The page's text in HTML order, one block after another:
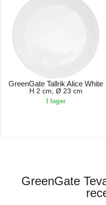
GreenGate Tallrik Alice White
H 2 cm, Ø 23 cm
I lager
GreenGate